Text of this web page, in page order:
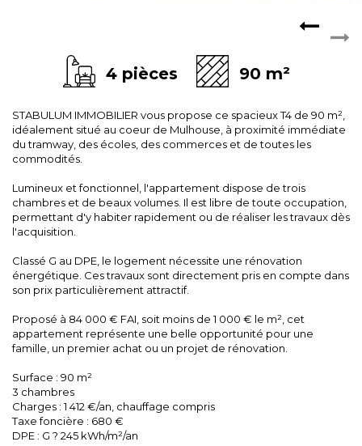
4 pièces 90 m²
STABULUM IMMOBILIER vous propose ce spacieux T4 de 90 m²,
idéalement situé au coeur de Mulhouse, à proximité immédiate
du tramway, des écoles, des commerces et de toutes les
commodités.
Lumineux et fonctionnel, l'appartement dispose de trois
chambres et de beaux volumes. Il est libre de toute occupation,
permettant d'y habiter rapidement ou de réaliser les travaux dès
l'acquisition.
Classé G au DPE, le logement nécessite une rénovation
énergétique. Ces travaux sont directement pris en compte dans
son prix particulièrement attractif.
Proposé à 84 000 € FAI, soit moins de 1 000 € le m², cet
appartement représente une belle opportunité pour une
famille, un premier achat ou un projet de rénovation.
Surface : 90 m²
3 chambres
Charges : 1 412 €/an, chauffage compris
Taxe foncière : 680 €
DPE : G ? 245 kWh/m²/an